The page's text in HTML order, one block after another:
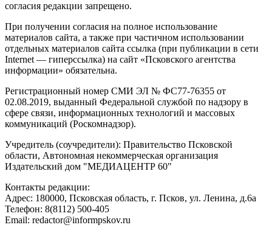
согласия редакции запрещено.
При получении согласия на полное использование
материалов сайта, а также при частичном использовании
отдельных материалов сайта ссылка (при публикации в сети
Internet — гиперссылка) на сайт «Псковского агентства
информации» обязательна.
Регистрационный номер СМИ ЭЛ № ФС77-76355 от
02.08.2019, выданный Федеральной службой по надзору в
сфере связи, информационных технологий и массовых
коммуникаций (Роскомнадзор).
Учредитель (соучредители): Правительство Псковской
области, Автономная некоммерческая организация
Издательский дом "МЕДИАЦЕНТР 60"
Контакты редакции:
Адреc: 180000, Псковская область, г. Псков, ул. Ленина, д.6а
Телефон: 8(8112) 500-405
Email: redactor@informpskov.ru